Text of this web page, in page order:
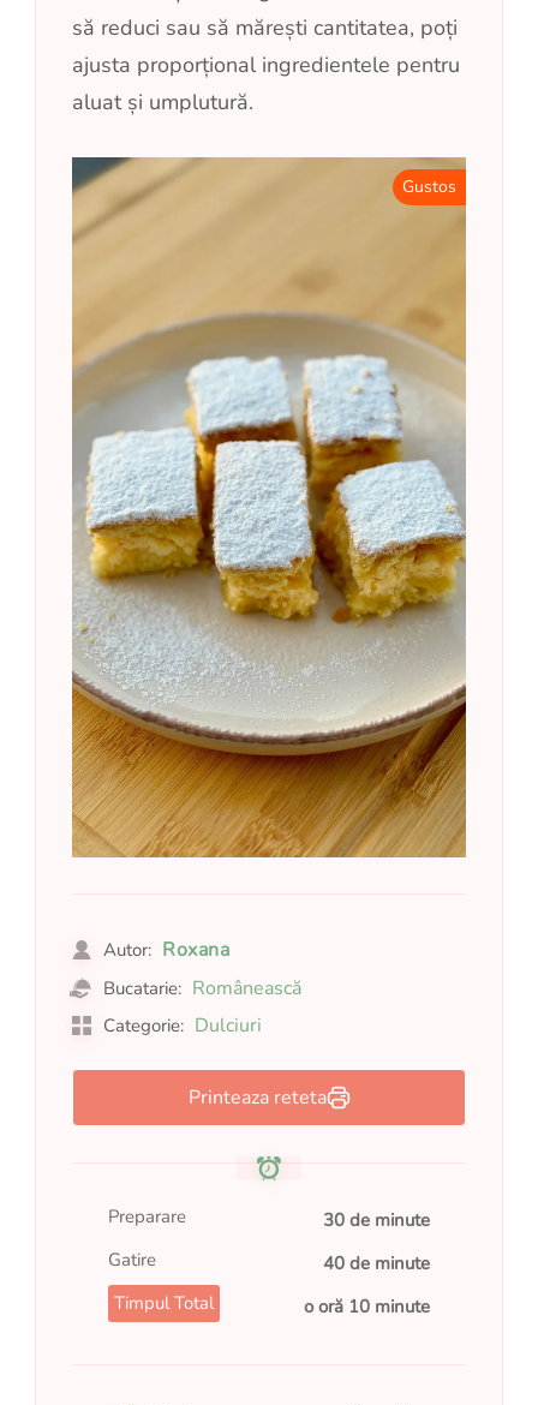
să reduci sau să mărești cantitatea, poți
ajusta proporțional ingredientele pentru
aluat și umplutură.
Gustos
Autor: Roxana
Bucatarie: Românească
Categorie: Dulciuri
Printeaza reteta
Preparare
30 de minute
Gatire
40 de minute
Timpul Total
o oră 10 minute